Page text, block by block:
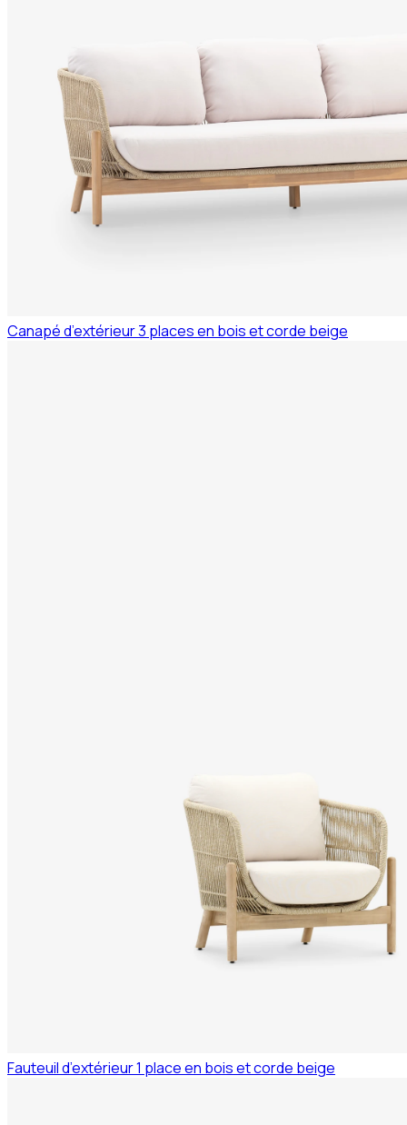
Canapé d’extérieur 3 places en bois et corde beige
Fauteuil d’extérieur 1 place en bois et corde beige